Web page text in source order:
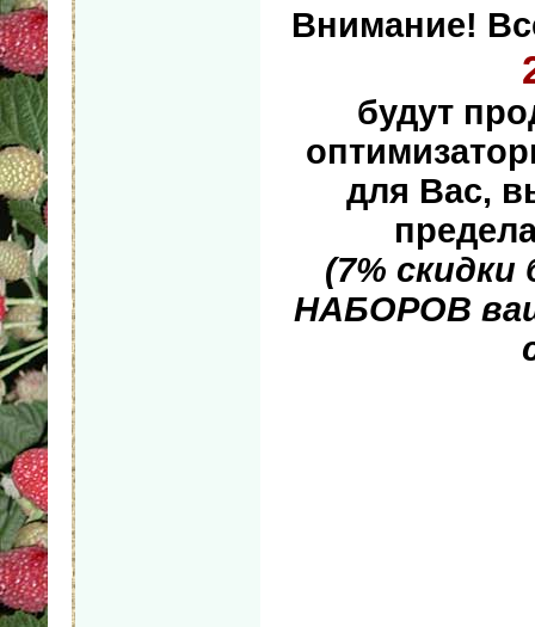
Внимание!
будут
для Вас,
(7%
НАБОРОВ